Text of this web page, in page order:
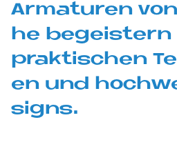
Ar­ma­tu­ren
he be­gei­stern
prak­ti­schen
en und
si­gns.